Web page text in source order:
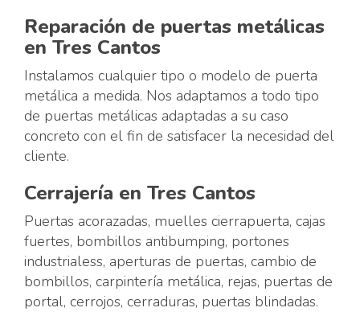
Reparación de puertas metálicas
en Tres Cantos
Instalamos cualquier tipo o modelo de puerta
metálica a medida. Nos adaptamos a todo tipo
de puertas metálicas adaptadas a su caso
concreto con el fin de satisfacer la necesidad del
cliente.
Cerrajería en Tres Cantos
Puertas acorazadas, muelles cierrapuerta, cajas
fuertes, bombillos antibumping, portones
industrialess, aperturas de puertas, cambio de
bombillos, carpintería metálica, rejas, puertas de
portal, cerrojos, cerraduras, puertas blindadas.